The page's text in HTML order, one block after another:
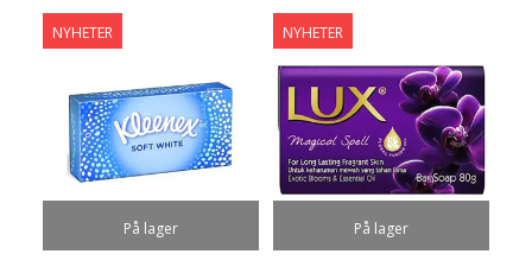
På lager
NYHETER
På lager
NYHETER